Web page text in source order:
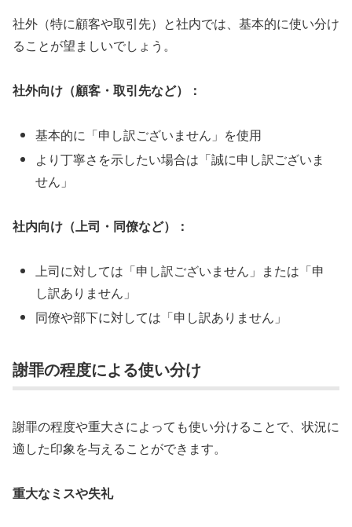
社外（特に顧客や取引先）と社内では、基本的に使い分け
ることが望ましいでしょう。
社外向け（顧客・取引先など）：
基本的に「申し訳ございません」を使用
より丁寧さを示したい場合は「誠に申し訳ございま
せん」
社内向け（上司・同僚など）：
上司に対しては「申し訳ございません」または「申
し訳ありません」
同僚や部下に対しては「申し訳ありません」
謝罪の程度による使い分け
謝罪の程度や重大さによっても使い分けることで、状況に
適した印象を与えることができます。
重大なミスや失礼